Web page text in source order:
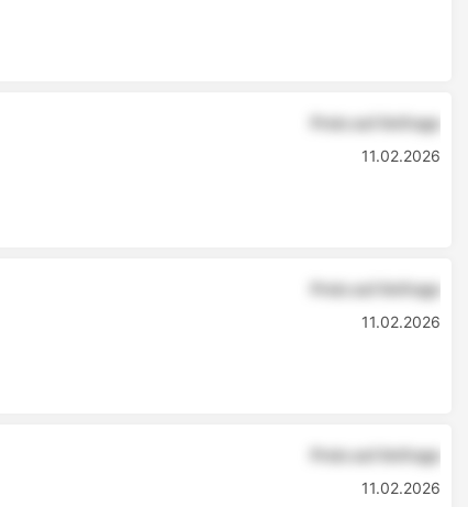
Preis auf Anfrage
11.02.2026
Preis auf Anfrage
11.02.2026
Preis auf Anfrage
11.02.2026